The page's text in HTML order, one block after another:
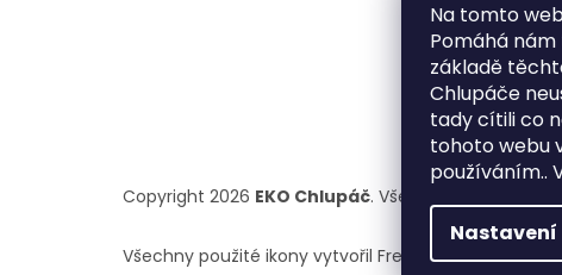
Na tomto
Pomáhá
základě
Chlupáče
tady cítili co
tohoto webu
používáním..
Nastavení
Copyright 2026 EKO Chlupáč. Všechna práva
Všechny použité ikony vytvořil Freepik z